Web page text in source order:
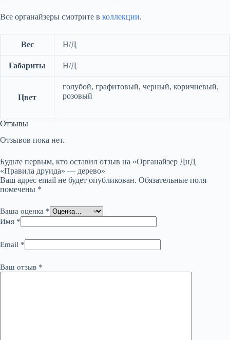
Все органайзеры смотрите в коллекции.
Вес Н/Д
Габариты Н/Д
Цвет
голубой, графитовый, черный, коричневый,
розовый
Отзывы
Отзывов пока нет.
Будьте первым, кто оставил отзыв на «Органайзер ДнД
«Правила друида» — дерево»
Ваш адрес email не будет опубликован. Обязательные поля
помечены *
Ваша оценка *
Имя *
Email *
Ваш отзыв *